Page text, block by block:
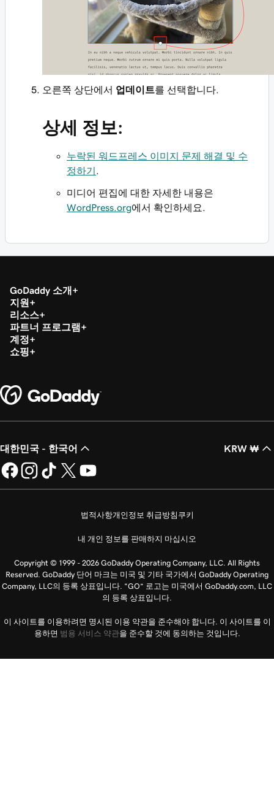
오른쪽 상단에서 업데이트를 선택합니다.
상세 정보:
누락된 워드프레스 이미지 문제 해결 및 수
정하기
미디어 편집에 대한 자세한 내용은
WordPress.org에서 확인하세요.
GoDaddy 소개
지원
리소스
파트너 프로그램
계정
쇼핑
대한민국 - 한국어 KRW ₩
법적사항개인정보 취급방침 쿠키
내 개인 정보를 판매하지 마십시오
Copyright © 1999 - 2026 GoDaddy Operating Company, LLC. All Rights
Reserved. GoDaddy 단어 마크는 미국 및 기타 국가에서 GoDaddy Operating
Company, LLC의 등록 상표입니다. “GO” 로고는 미국에서 GoDaddy.com, LLC
의 등록 상표입니다.
이 사이트를 이용하려면 명시된 이용 약관을 준수해야 합니다. 이 사이트를 이
용하면 범용 서비스 약관을 준수할 것에 동의하는 것입니다.